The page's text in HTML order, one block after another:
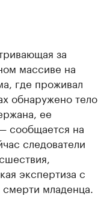
за
массиве на
где проживал
обнаружено тело
ее
сообщается на
следователи
экспертиза с
младенца.